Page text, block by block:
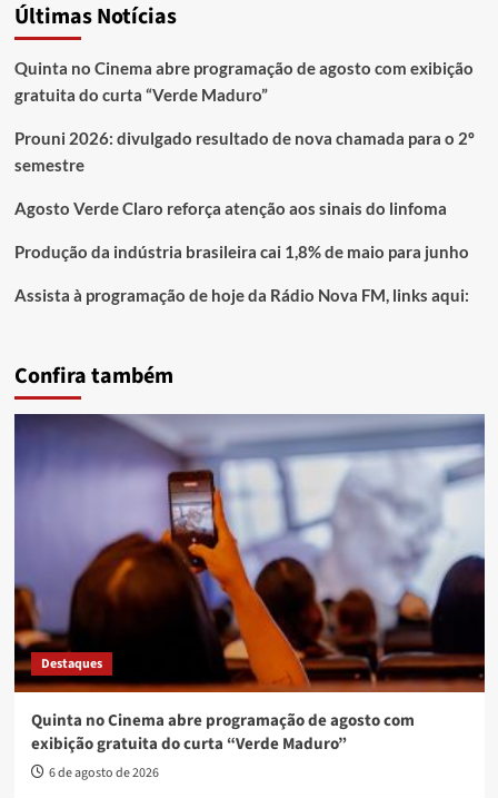
Últimas Notícias
Quinta no Cinema abre programação de agosto com exibição
gratuita do curta “Verde Maduro”
Prouni 2026: divulgado resultado de nova chamada para o 2º
semestre
Agosto Verde Claro reforça atenção aos sinais do linfoma
Produção da indústria brasileira cai 1,8% de maio para junho
Assista à programação de hoje da Rádio Nova FM, links aqui:
Confira também
Destaques
Quinta no Cinema abre programação de agosto com
exibição gratuita do curta “Verde Maduro”
6 de agosto de 2026